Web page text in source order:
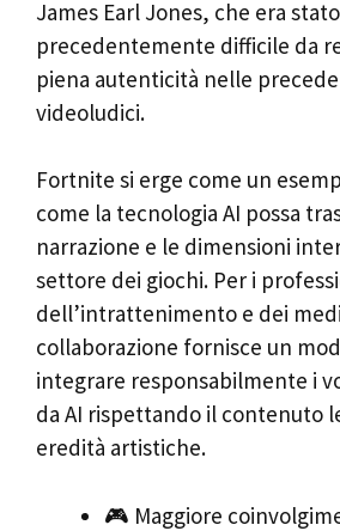
James Earl Jones, che era stato
precedentemente difficile da
piena autenticità nelle
videoludici.
Fortnite si erge come un
come la tecnologia AI possa
narrazione e le dimensioni
settore dei giochi. Per i
dell’intrattenimento e dei
collaborazione fornisce un
integrare responsabilmente i
da AI rispettando il contenuto
eredità artistiche.
🎮 Maggiore